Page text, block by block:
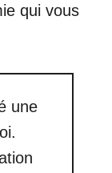
qui vous
une